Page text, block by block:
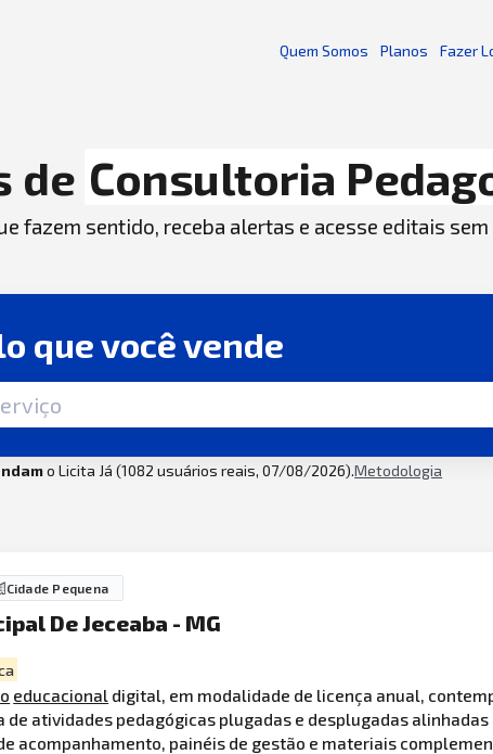
Quem Somos Planos Fazer
de Consultoria
fazem sentido, receba alertas e acesse editais
que você vende
o Licita Já (1082 usuários reais, 07/08/2026).Metodologia
Cidade Pequena
De Jeceaba - MG
educacional digital, em modalidade de licença anual,
atividades pedagógicas plugadas e desplugadas
acompanhamento, painéis de gestão e materiais